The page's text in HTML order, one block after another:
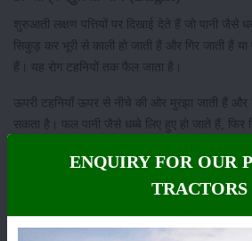
शुरुआती लक्षण पत्तियों पर दिखाई देते हैं जो पानी जैसे
सिकुड़ कर भूरी से काली हो जाती हैं और गिर जाती हैं
हैं। यह रोग टहनियों तक फैल जाता है।
ऊपरी टहनियाँ ऊपर से नीचे की ओर मुरझा जाती हैं
सकता है। फल पानी जैसे धब्बे लिए हुए हो जाते हैं,
काट कर नष्ट करें।
ENQUIRY FOR OUR
TRACTORS